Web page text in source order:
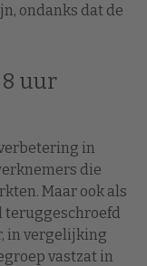
ondanks dat de
uur
in
die
Maar ook als
teruggeschroefd
in vergelijking
vastzat in